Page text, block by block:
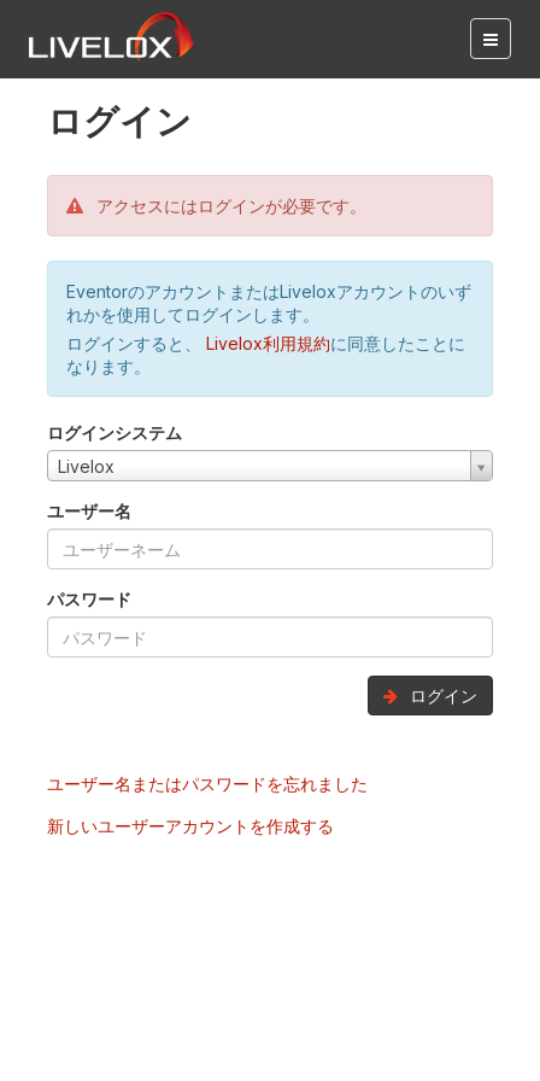
ログイン
アクセスにはログインが必要です。
EventorのアカウントまたはLiveloxアカウントのいず
れかを使用してログインします。
ログインすると、
Livelox利用規約に同意したことに
なります。
ログインシステム
Livelox
ユーザー名
パスワード
ログイン
ユーザー名またはパスワードを忘れました
新しいユーザーアカウントを作成する